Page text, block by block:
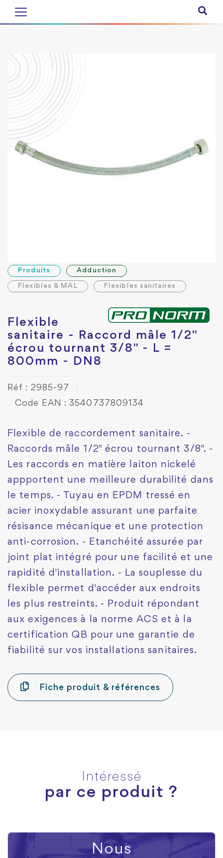
Produits Adduction
Flexibles & MAL Flexibles sanitaires
Flexible
sanitaire - Raccord mâle 1/2"
écrou tournant 3/8" - L =
800mm - DN8
Réf : 2985-97
Code EAN : 3540737809134
Flexible de raccordement sanitaire. -
Raccords mâle 1/2" écrou tournant 3/8". -
Les raccords en matière laiton nickelé
appportent une meilleure durabilité dans
le temps. - Tuyau en EPDM tressé en
acier inoxydable assurant une parfaite
résisance mécanique et une protection
anti-corrosion. - Etanchéité assurée par
joint plat intégré pour une facilité et une
rapidité d'installation. - La souplesse du
flexible permet d'accéder aux endroits
les plus restreints. - Produit répondant
aux exigences à la norme ACS et à la
certification QB pour une garantie de
fiabilité sur vos installations sanitaires.
Fiche produit & références
Intéressé
par ce produit ?
Nous